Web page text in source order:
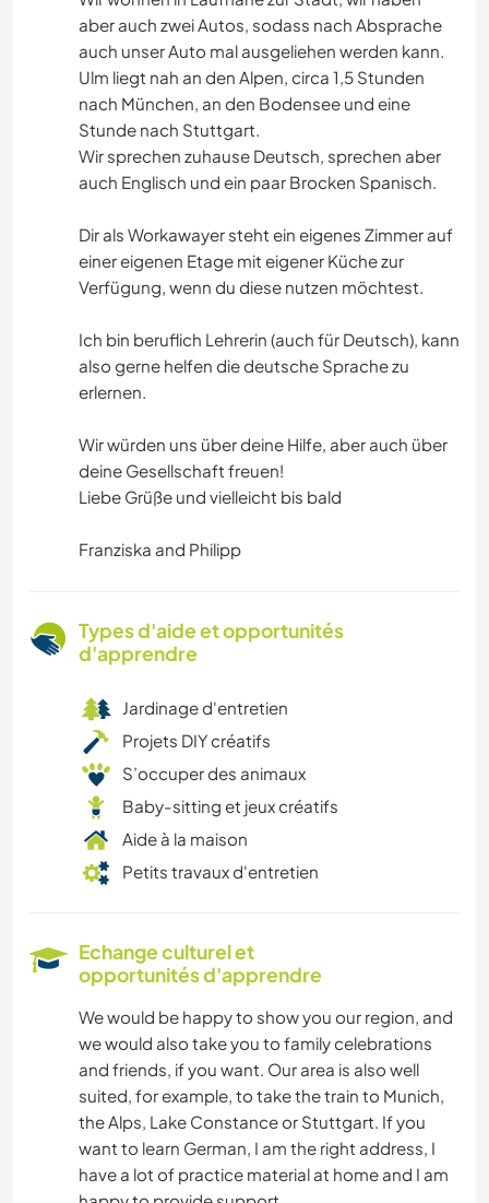
aber auch zwei Autos, sodass nach Absprache
auch unser Auto mal ausgeliehen werden kann.
Ulm liegt nah an den Alpen, circa 1,5 Stunden
nach München, an den Bodensee und eine
Stunde nach Stuttgart.
Wir sprechen zuhause Deutsch, sprechen aber
auch Englisch und ein paar Brocken Spanisch.
Dir als Workawayer steht ein eigenes Zimmer auf
einer eigenen Etage mit eigener Küche zur
Verfügung, wenn du diese nutzen möchtest.
Ich bin beruflich Lehrerin (auch für Deutsch), kann
also gerne helfen die deutsche Sprache zu
erlernen.
Wir würden uns über deine Hilfe, aber auch über
deine Gesellschaft freuen!
Liebe Grüße und vielleicht bis bald
Franziska and Philipp
Types d'aide et opportunités
d'apprendre
Jardinage d'entretien
Projets DIY créatifs
S’occuper des animaux
Baby-sitting et jeux créatifs
Aide à la maison
Petits travaux d'entretien
Echange culturel et
opportunités d'apprendre
We would be happy to show you our region, and
we would also take you to family celebrations
and friends, if you want. Our area is also well
suited, for example, to take the train to Munich,
the Alps, Lake Constance or Stuttgart. If you
want to learn German, I am the right address, I
have a lot of practice material at home and I am